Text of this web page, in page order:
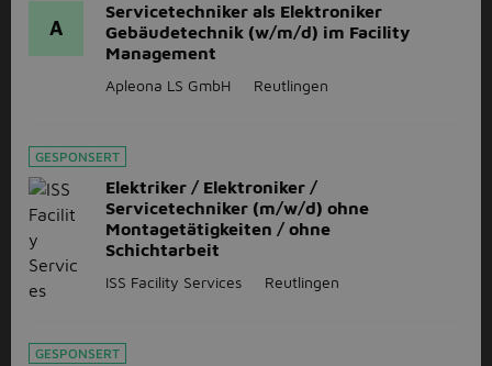
A
Servicetechniker als Elektroniker
Gebäudetechnik (w/m/d) im Facility
Management
Apleona LS GmbH Reutlingen
GESPONSERT
Elektriker / Elektroniker /
Servicetechniker (m/w/d) ohne
Montagetätigkeiten / ohne
Schichtarbeit
ISS Facility Services Reutlingen
GESPONSERT